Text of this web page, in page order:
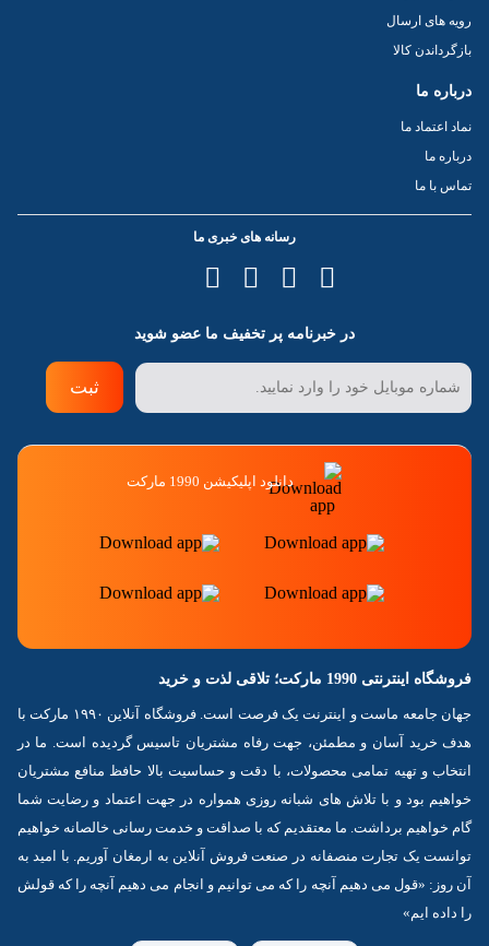
رویه های ارسال
بازگرداندن کالا
درباره ما
نماد اعتماد ما
درباره ما
تماس با ما
رسانه های خبری ما
در خبرنامه پر تخفیف ما عضو شوید
ثبت
دانلود اپلیکیشن 1990 مارکت
فروشگاه اینترنتی 1990 مارکت؛ تلاقی لذت و خرید
جهان جامعه ماست و اینترنت یک فرصت است. فروشگاه آنلاین ۱۹۹۰ مارکت با
هدف خرید آسان و مطمئن، جهت رفاه مشتریان تاسیس گردیده است. ما در
انتخاب و تهیه تمامی محصولات، با دقت و حساسیت بالا حافظ منافع مشتریان
خواهیم بود و با تلاش های شبانه روزی همواره در جهت اعتماد و رضایت شما
گام خواهیم برداشت. ما معتقدیم که با صداقت و خدمت رسانی خالصانه خواهیم
توانست یک تجارت منصفانه در صنعت فروش آنلاین به ارمغان آوریم. با امید به
آن روز: «قول می دهیم آنچه را که می توانیم و انجام می دهیم آنچه را که قولش
را داده ایم»